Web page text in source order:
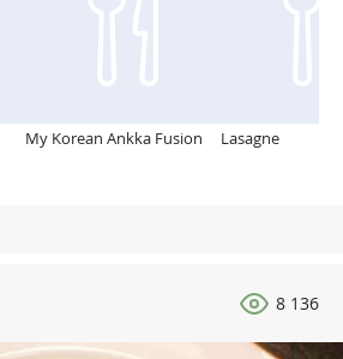
My Korean Ankka Fusion Lasagne
8 136